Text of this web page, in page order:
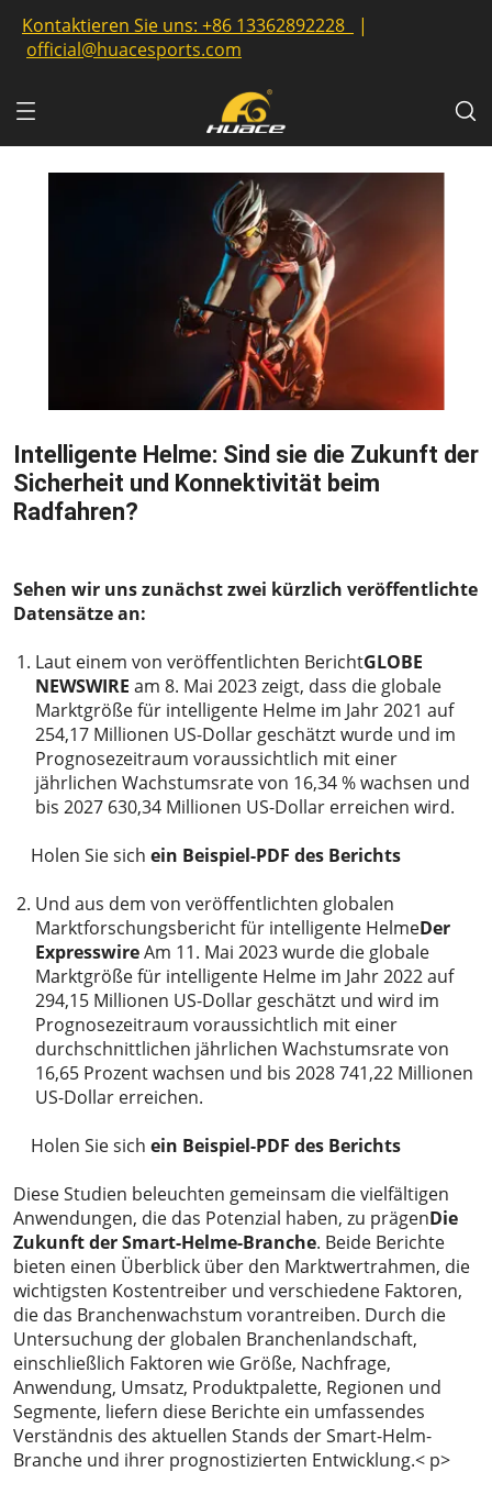
Kontaktieren Sie uns: +86 13362892228
|
official@huacesports.com
Intelligente Helme: Sind sie die Zukunft der
Sicherheit und Konnektivität beim
Radfahren?
Sehen wir uns zunächst zwei kürzlich veröffentlichte
Datensätze an:
Laut einem von veröffentlichten BerichtGLOBE
NEWSWIRE am 8. Mai 2023 zeigt, dass die globale
Marktgröße für intelligente Helme im Jahr 2021 auf
254,17 Millionen US-Dollar geschätzt wurde und im
Prognosezeitraum voraussichtlich mit einer
jährlichen Wachstumsrate von 16,34 % wachsen und
bis 2027 630,34 Millionen US-Dollar erreichen wird.
Holen Sie sich ein Beispiel-PDF des Berichts
Und aus dem von veröffentlichten globalen
Marktforschungsbericht für intelligente HelmeDer
ExpresswireAm 11. Mai 2023 wurde die globale
Marktgröße für intelligente Helme im Jahr 2022 auf
294,15 Millionen US-Dollar geschätzt und wird im
Prognosezeitraum voraussichtlich mit einer
durchschnittlichen jährlichen Wachstumsrate von
16,65 Prozent wachsen und bis 2028 741,22 Millionen
US-Dollar erreichen.
Holen Sie sich ein Beispiel-PDF des Berichts
Diese Studien beleuchten gemeinsam die vielfältigen
Anwendungen, die das Potenzial haben, zu prägenDie
Zukunft der Smart-Helme-Branche. Beide Berichte
bieten einen Überblick über den Marktwertrahmen, die
wichtigsten Kostentreiber und verschiedene Faktoren,
die das Branchenwachstum vorantreiben. Durch die
Untersuchung der globalen Branchenlandschaft,
einschließlich Faktoren wie Größe, Nachfrage,
Anwendung, Umsatz, Produktpalette, Regionen und
Segmente, liefern diese Berichte ein umfassendes
Verständnis des aktuellen Stands der Smart-Helm-
Branche und ihrer prognostizierten Entwicklung.< p>